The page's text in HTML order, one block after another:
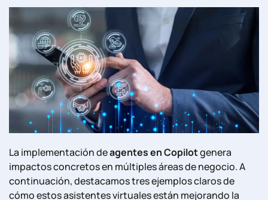
La implementación deagentes en Copilotgenera
impactos concretos en múltiples áreas de negocio. A
continuación, destacamos tres ejemplos claros de
cómo estos asistentes virtuales están mejorando la